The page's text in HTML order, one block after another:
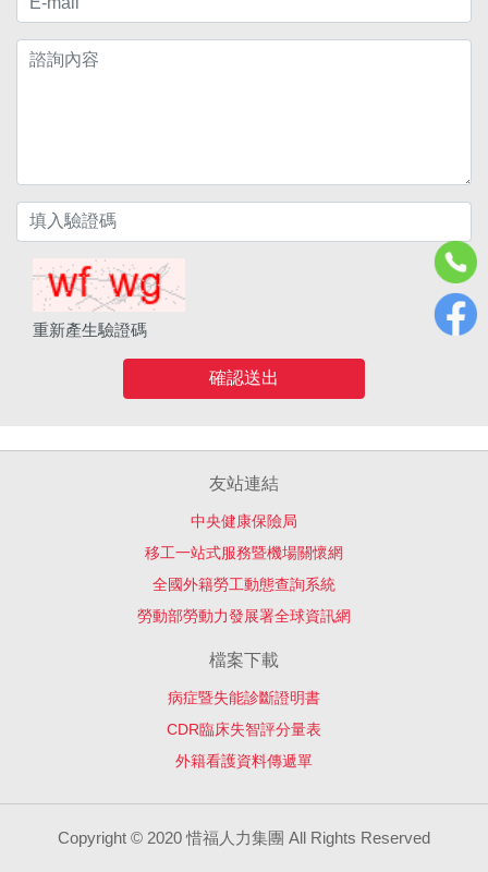
重新產生驗證碼
確認送出
友站連結
中央健康保險局
移工一站式服務暨機場關懷網
全國外籍勞工動態查詢系統
勞動部勞動力發展署全球資訊網
檔案下載
病症暨失能診斷證明書
CDR臨床失智評分量表
外籍看護資料傳遞單
Copyright © 2020 惜福人力集團 All Rights Reserved